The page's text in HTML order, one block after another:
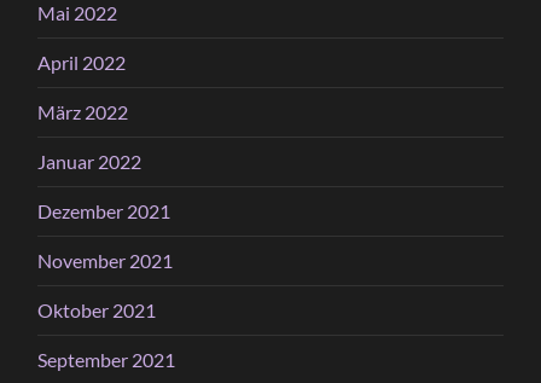
Mai 2022
April 2022
März 2022
Januar 2022
Dezember 2021
November 2021
Oktober 2021
September 2021